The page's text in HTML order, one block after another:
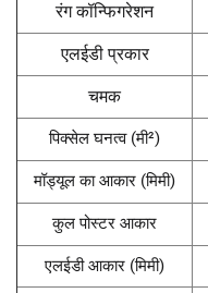
रंग कॉन्फिगरेशन
एलईडी प्रकार
चमक
पिक्सेल घनत्व (मी²)
मॉड्यूल का आकार (मिमी)
कुल पोस्टर आकार
एलईडी आकार (मिमी)